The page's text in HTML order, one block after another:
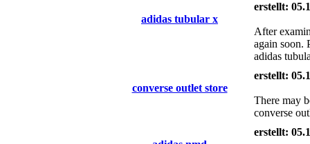
adidas tubular x
erstellt:
After
again soon.
adidas
converse outlet store
erstellt:
There may
converse
erstellt: